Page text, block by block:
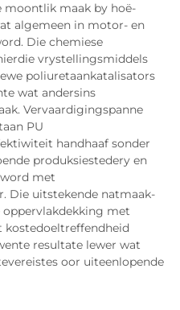
moontlik maak by hoë-
algemeen in motor- en
Die chemiese
vrystellingsmiddels
poliuretaankatalisators
wat andersins
Vervaardigingspanne
PU
handhaaf sonder
produksiestedery en
met
Die uitstekende natmaak-
oppervlakdekking met
resultate lewer wat
oor uiteenlopende